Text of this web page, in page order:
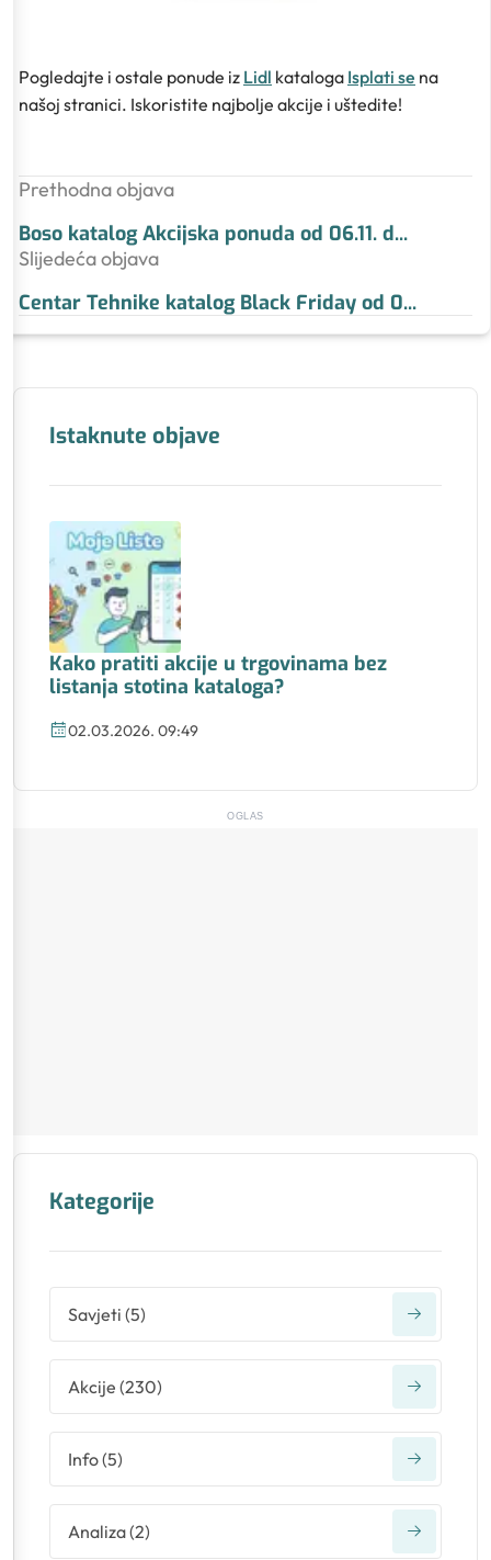
Pogledajte i ostale ponude iz Lidl kataloga Isplati se na
našoj stranici. Iskoristite najbolje akcije i uštedite!
Prethodna objava
Boso katalog Akcijska ponuda od 06.11. d...
Slijedeća objava
Centar Tehnike katalog Black Friday od 0...
Istaknute objave
Kako pratiti akcije u trgovinama bez
listanja stotina kataloga?
02.03.2026. 09:49
OGLAS
Kategorije
Savjeti (5)
Akcije (230)
Info(5)
Analiza(2)